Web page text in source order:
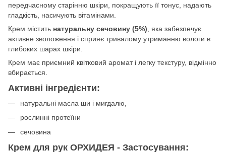
передчасному старінню шкіри, покращують її тонус, надають
гладкість, насичують вітамінами.
Крем містить натуральну сечовину (5%), яка забезпечує
активне зволоження і сприяє тривалому утриманню вологи в
глибоких шарах шкіри.
Крем має приємний квітковий аромат і легку текстуру, відмінно
вбирається.
Активні інгредієнти:
натуральні масла ши і мигдалю,
рослинні протеїни
сечовина
Крем для рук ОРХИДЕЯ - Застосування: